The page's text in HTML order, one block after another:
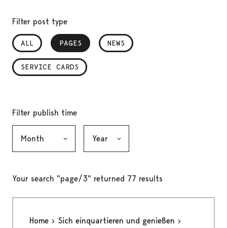
Filter post type
ALL PAGES
, SELECTED NEWS
SERVICE CARDS
Filter publish time
Your search "page/3" returned 77 results
Home
Sich einquartieren und genießen